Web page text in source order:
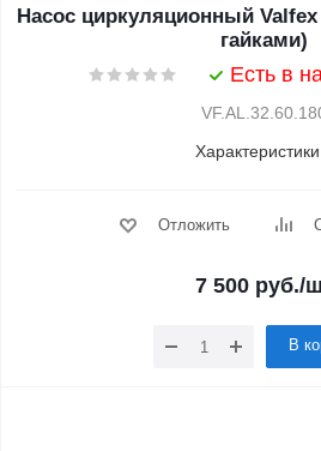
Насос циркуляционный Valfex
гайками)
Есть в
Характеристики
Отложить
7 500руб./
В